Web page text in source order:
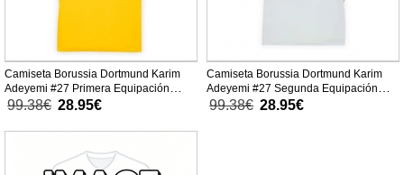
Camiseta Borussia Dortmund Karim
Adeyemi #27 Primera Equipación
Replica 2025-26 para mujer mangas
99.38€ 28.95€
Camiseta Borussia Dortmund Karim
Adeyemi #27 Segunda Equipación
Replica 2025-26 para mujer mangas
99.38€ 28.95€